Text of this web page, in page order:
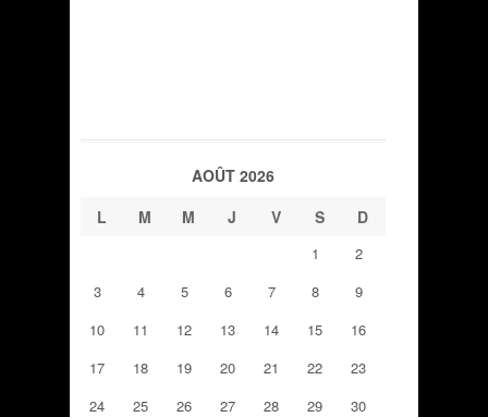
AOÛT 2026
L
M M J V S D
1
2
3
4 5 6 7 8
9
10
11 12 13 14 15
16
17
18 19 20 21 22
23
24
25 26 27 28 29
30